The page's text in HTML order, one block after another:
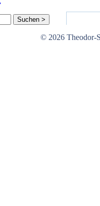
© 2026 Theodor-